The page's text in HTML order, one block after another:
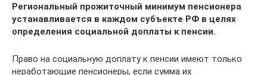
Региональный прожиточный минимум пенсионера
устанавливается в каждом субъекте РФ в целях
определения социальной доплаты к пенсии.
Право на социальную доплату к пенсии имеют только
неработающие пенсионеры, если сумма их